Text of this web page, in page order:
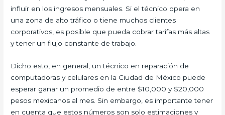
influir en los ingresos mensuales. Si el técnico opera en
una zona de alto tráfico o tiene muchos clientes
corporativos, es posible que pueda cobrar tarifas más altas
y tener un flujo constante de trabajo.
Dicho esto, en general, un técnico en reparación de
computadoras y celulares en la Ciudad de México puede
esperar ganar un promedio de entre $10,000 y $20,000
pesos mexicanos al mes. Sin embargo, es importante tener
en cuenta que estos números son solo estimaciones y